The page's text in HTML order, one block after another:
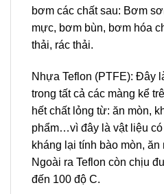
bơm các chất sau: Bơm
mực, bơm bùn, bơm hóa
thải, rác thải.
Nhựa Teflon (PTFE): Đây
trong tất cả các màng kể
hết chất lỏng từ: ăn mòn,
phẩm…vì đây là vật liệu
kháng lại tính bào mòn, ăn
Ngoài ra Teflon còn chịu
đến 100 độ C.